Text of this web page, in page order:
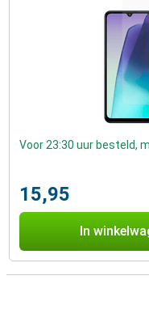
Voor 23:30 uur besteld,
15,95
In